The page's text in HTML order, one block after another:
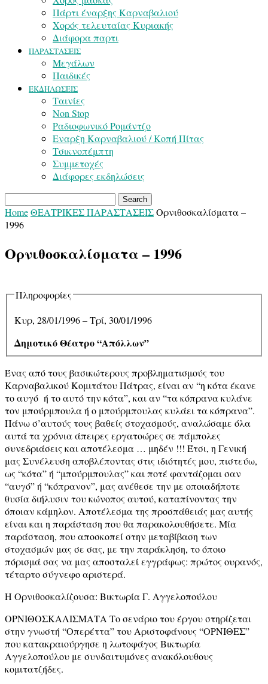
Πάρτι έναρξης Καρναβαλιού
Χορός τελευταίας Κυριακής
Διάφορα παρτι
ΠΑΡΑΣΤΑΣΕΙΣ
Μεγάλων
Παιδικές
ΕΚΔΗΛΩΣΕΙΣ
Ταινίες
Non Stop
Ραδιοφωνικό Ρομάντζο
Εναρξη Καρναβαλιού / Κοπή Πίτας
Τσικνοπέμπτη
Συμμετοχές
Διάφορες εκδηλώσεις
HomeΘΕΑΤΡΙΚΕΣ ΠΑΡΑΣΤΑΣΕΙΣΟρνιθοσκαλίσματα –
1996
Ορνιθοσκαλίσματα – 1996
Πληροφορίες
Κυρ, 28/01/1996–Τρί, 30/01/1996
Δημοτικό Θέατρο “Απόλλων”
Ένας από τους βασικώτερους προβληματισμούς του
Καρναβαλικού Κομιτάτου Πάτρας, είναι αν “η κότα έκανε
το αυγό ή το αυτό την κότα”, και αν “τα κόπρανα κυλάνε
τον μπούρμπουλα ή ο μπούρμπουλας κυλάει τα κόπρανα”.
Πάνω σ’αυτούς τους βαθείς στοχασμούς, αναλώσαμε όλα
αυτά τα χρόνια άπειρες εργατοώρες σε πάμπολες
συνεδριάσεις και αποτέλεσμα … μηδέν !!! Έτσι, η Γενική
μας Συνέλευση αποβλέποντας στις ιδιότητές μου, πιστεύω,
ως “κότα” ή “μπούρμπουλας” και ποτέ φαντάζομαι σαν
“αυγό” ή “κόπρανον”, μας ανέθεσε την με οποιαδήποτε
θυσία διήλυσιν του κώνοπος αυτού, καταπίνοντας την
όποιαν κάμηλον. Αποτέλεσμα της προσπάθειάς μας αυτής
είναι και η παράσταση που θα παρακολουθήσετε. Μία
παράσταση, που αποσκοπεί στην μεταβίβαση των
στοχασμών μας σε σας, με την παράκληση, το όποιο
πόρισμά σας να μας αποσταλεί εγγράφως: πρώτος ουρανός,
τέταρτο σύγνεφο αριστερά.
Η Ορνιθοσκαλίζουσα: Βικτωρία Γ. Αγγελοπούλου
ΟΡΝΙΘΟΣΚΑΛΙΣΜΑΤΑ Το σενάριο του έργου στηρίζεται
στην γνωστή “Οπερέττα” του Αριστοφάνους “ΟΡΝΙΘΕΣ”
που κατακραιούργησε η λωτοφάγος Βικτωρία
Αγγελοπούλου με συνδαιτυμόνες ανακόλουθους
κομιτατζήδες.